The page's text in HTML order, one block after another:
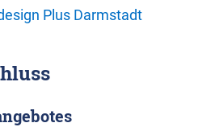
Plus Darmstadt